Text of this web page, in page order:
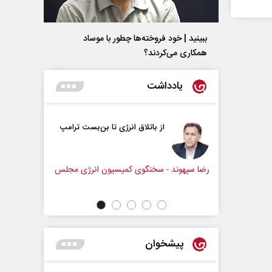
ببینید | خود فروخته‌ها چطور با موساد
همکاری می‌کردند؟
یادداشت
از باتلاق انرژی تا بن‌بست ترامپ
رضا سپهوند - سخنگوی کمیسیون انرژی مجلس
پیشخوان